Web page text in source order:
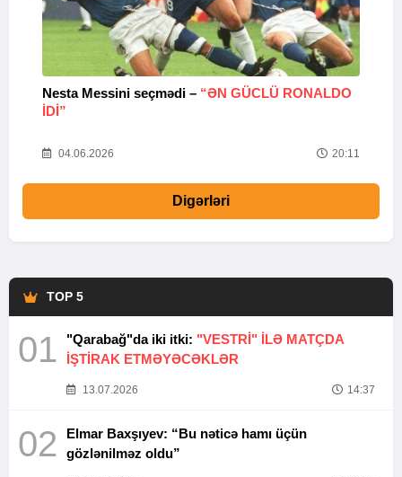
Nesta Messini seçmədi – “ƏN GÜCLÜ RONALDO
IDI”
04.06.2026 20:11
Digərləri
TOP 5
01 "Qarabağ"da iki itki: "VESTRİ" İLƏ MATÇDA
İŞTİRAK ETMƏYƏCƏKLƏR
13.07.2026 14:37
02
Elmar Baxşıyev: “Bu nəticə hamı üçün
gözlənilməz oldu”